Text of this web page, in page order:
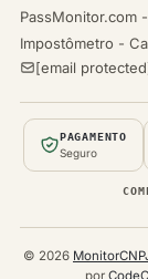
PassMonitor.com
Impostômetro -
[email
PAGAMENTO
Seguro
© 2026
por